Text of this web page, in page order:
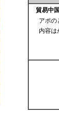
貿易中
アポの
内容は